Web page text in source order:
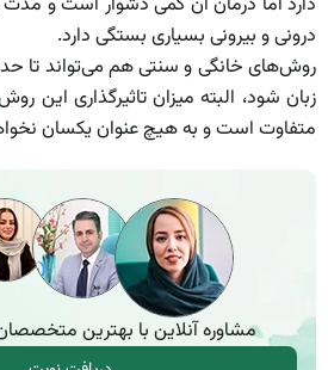
درونی و بیرونی بسیاری بستگی دارد.
روش‌های خانگی و سنتی هم می‌تواند تا
زبان شود، البته میزان تاثیرگذاری این
متفاوت است و به هیچ عنوان یکسان
مشاوره آنلاین با بهترین